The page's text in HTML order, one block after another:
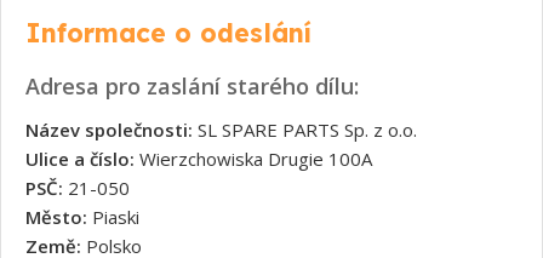
Informace o odeslání
Adresa pro zaslání starého dílu:
Název společnosti: SL SPARE PARTS Sp. z o.o.
Ulice a číslo: Wierzchowiska Drugie 100A
PSČ: 21-050
Město: Piaski
Země: Polsko